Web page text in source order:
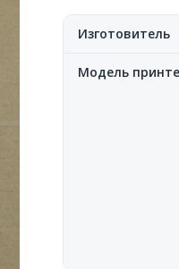
сборе(лоток
основной)
Enterprise
Изготовитель
Модель